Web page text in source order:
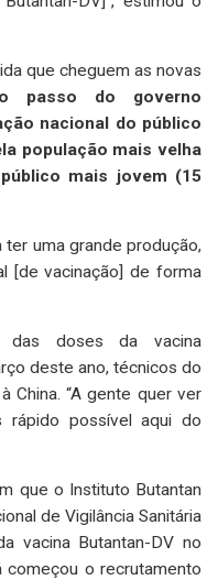
que cheguem as novas
passo do governo
nacional do público
população mais velha
mais jovem (15
uma grande produção,
[de vacinação] de forma
das doses da vacina
deste ano, técnicos do
China. “A gente quer ver
possível aqui do
que o Instituto Butantan
de Vigilância Sanitária
vacina Butantan-DV no
o recrutamento